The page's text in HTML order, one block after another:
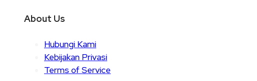
About Us
Hubungi Kami
Kebijakan Privasi
Terms of Service